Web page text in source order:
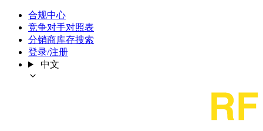
合规中心
竞争对手对照表
分销商库存搜索
登录/注册
中文